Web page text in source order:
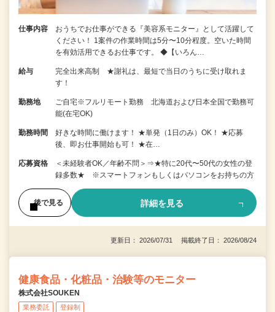
仕事内容
おうちでお仕事ができる『美容系モニター』として活躍して
ください！ 1案件の作業時間は5分〜10分程度。空いた時間
を有効活用できるお仕事です。 ◆【いろん…
給与
完全出来高制 ★謝礼は、最短で当日のうちに受け取れま
す！
勤務地
ご自宅※フルリモート勤務 北海道および日本全国で勤務可
能(在宅OK)
勤務時間
好きな時間に働けます！ ★単発（1日のみ）OK！ ★応募
後、即お仕事開始も可！ ★在…
応募資格
＜未経験者OK／年齢不問＞⇒★特に20代〜50代の女性の登
録多数★ ※スマートフォンもしくはパソコンをお持ちの方
後で見る 詳細を見る
更新日： 2026/07/31 掲載終了日： 2026/08/24
健康食品・化粧品・治験等のモニター
株式会社SOUKEN
業務委託 登録制